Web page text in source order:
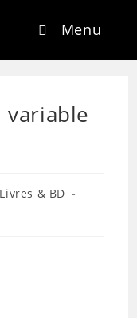
Menu
variable
Livres & BD